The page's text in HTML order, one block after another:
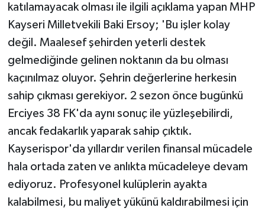
katılamayacak olması ile ilgili açıklama yapan MHP
Kayseri Milletvekili Baki Ersoy; 'Bu işler kolay
değil. Maalesef şehirden yeterli destek
gelmediğinde gelinen noktanın da bu olması
kaçınılmaz oluyor. Şehrin değerlerine herkesin
sahip çıkması gerekiyor. 2 sezon önce bugünkü
Erciyes 38 FK'da aynı sonuç ile yüzleşebilirdi,
ancak fedakarlık yaparak sahip çıktık.
Kayserispor'da yıllardır verilen finansal mücadele
hala ortada zaten ve anlıkta mücadeleye devam
ediyoruz. Profesyonel kulüplerin ayakta
kalabilmesi, bu maliyet yükünü kaldırabilmesi için
Kadın
KÜLTÜR SANAT
MAGAZİN
Otomobil
POLİTİKA
SİYASET